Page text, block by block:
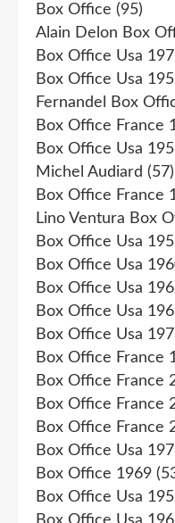
Box Office (95)
Alain Delon Box
Box Office Usa
Box Office Usa
Fernandel Box
Box Office France
Box Office Usa
Michel Audiard (57)
Box Office France
Lino Ventura Box
Box Office Usa
Box Office Usa
Box Office Usa
Box Office Usa
Box Office Usa
Box Office France
Box Office France
Box Office France
Box Office France
Box Office Usa
Box Office 1969
Box Office Usa